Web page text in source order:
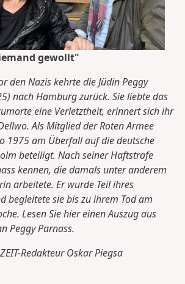
gewollt"
den Nazis kehrte die Jüdin Peggy
nach Hamburg zurück. Sie liebte das
eine Verletztheit, erinnert sich ihr
Als Mitglied der Roten Armee
1975 am Überfall auf die deutsche
beteiligt. Nach seiner Haftstrafe
kennen, die damals unter anderem
arbeitete. Er wurde Teil ihres
begleitete sie bis zu ihrem Tod am
Lesen Sie hier einen Auszug aus
Peggy Parnass.
Redakteur Oskar Piegsa